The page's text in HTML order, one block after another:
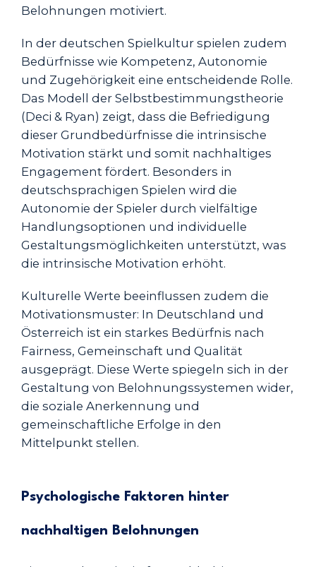
Belohnungen motiviert.
In der deutschen Spielkultur spielen zudem
Bedürfnisse wie Kompetenz, Autonomie
und Zugehörigkeit eine entscheidende Rolle.
Das Modell der Selbstbestimmungstheorie
(Deci & Ryan) zeigt, dass die Befriedigung
dieser Grundbedürfnisse die intrinsische
Motivation stärkt und somit nachhaltiges
Engagement fördert. Besonders in
deutschsprachigen Spielen wird die
Autonomie der Spieler durch vielfältige
Handlungsoptionen und individuelle
Gestaltungsmöglichkeiten unterstützt, was
die intrinsische Motivation erhöht.
Kulturelle Werte beeinflussen zudem die
Motivationsmuster: In Deutschland und
Österreich ist ein starkes Bedürfnis nach
Fairness, Gemeinschaft und Qualität
ausgeprägt. Diese Werte spiegeln sich in der
Gestaltung von Belohnungssystemen wider,
die soziale Anerkennung und
gemeinschaftliche Erfolge in den
Mittelpunkt stellen.
Psychologische Faktoren hinter
nachhaltigen Belohnungen